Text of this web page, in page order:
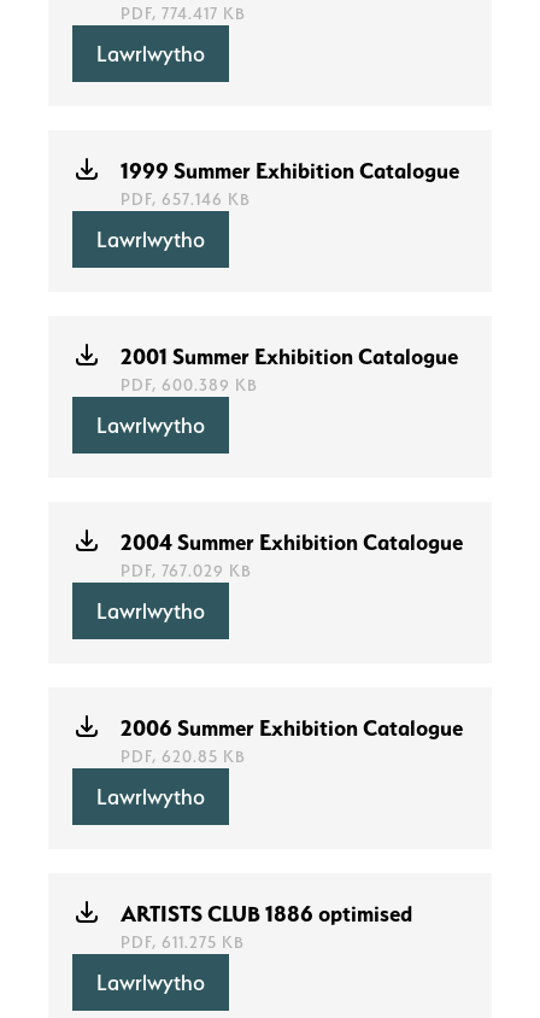
PDF, 774.417 KB
Lawrlwytho
1999 Summer Exhibition Catalogue
PDF, 657.146 KB
Lawrlwytho
2001 Summer Exhibition Catalogue
PDF, 600.389 KB
Lawrlwytho
2004 Summer Exhibition Catalogue
PDF, 767.029 KB
Lawrlwytho
2006 Summer Exhibition Catalogue
PDF, 620.85 KB
Lawrlwytho
ARTISTS CLUB 1886 optimised
PDF, 611.275 KB
Lawrlwytho